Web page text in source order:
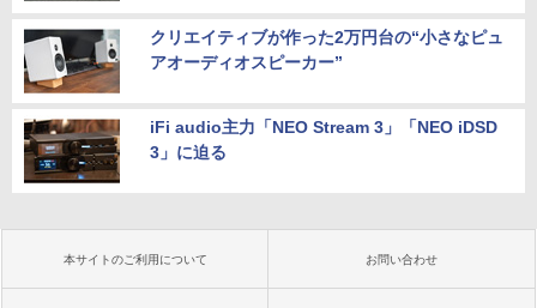
クリエイティブが作った2万円台の“小さなピュ
アオーディオスピーカー”
iFi audio主力「NEO Stream 3」「NEO iDSD
3」に迫る
本サイトのご利用について お問い合わせ